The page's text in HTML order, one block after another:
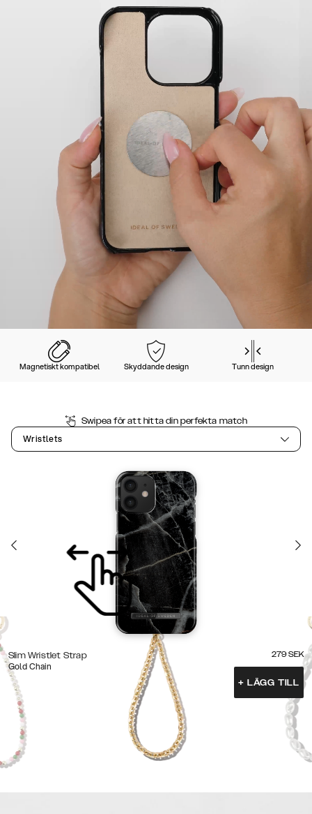
Magnetiskt kompatibel Skyddande design Tunn design
Swipea för att hitta din perfekta match
Wristlets
Slim Wristlet Strap
Gold Chain
279 SEK
+ LÄGG TILL